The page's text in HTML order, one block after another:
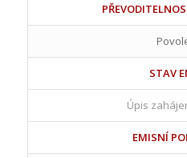
STAV
Úpis
EMISNÍ